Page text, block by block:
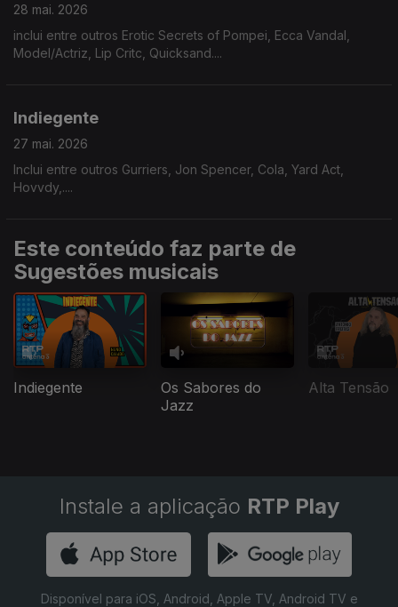
28 mai. 2026
inclui entre outros Erotic Secrets of Pompei, Ecca Vandal,
Model/Actriz, Lip Critc, Quicksand....
Indiegente
27 mai. 2026
Inclui entre outros Gurriers, Jon Spencer, Cola, Yard Act,
Hovvdy,....
Este conteúdo faz parte de
Sugestões musicais
Indiegente
Os Sabores do
Jazz
Alta Tensão
Instale a aplicação RTP Play
Disponível para iOS, Android, Apple TV, Android TV e